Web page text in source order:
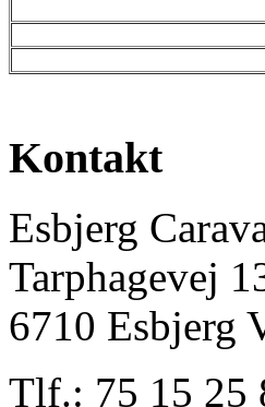
Kontakt
Esbjerg
Tarphagevej
6710 Esbjerg
Tlf.: 75 15 25